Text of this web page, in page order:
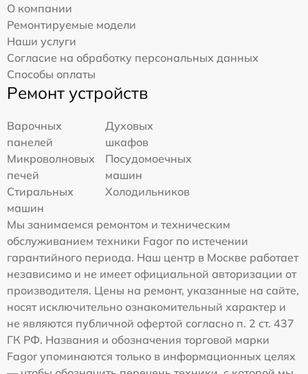
О компании
Ремонтируемые модели
Наши услуги
Согласие на обработку персональных данных
Способы оплаты
Ремонт устройств
Варочных
панелей
Духовых
шкафов
Микроволновых
печей
Посудомоечных
машин
Стиральных
машин
Холодильников
Мы занимаемся ремонтом и техническим
обслуживанием техники Fagor по истечении
гарантийного периода. Наш центр в Москве работает
независимо и не имеет официальной авторизации от
производителя. Цены на ремонт, указанные на сайте,
носят исключительно ознакомительный характер и
не являются публичной офертой согласно п. 2 ст. 437
ГК РФ. Названия и обозначения торговой марки
Fagor упоминаются только в информационных целях